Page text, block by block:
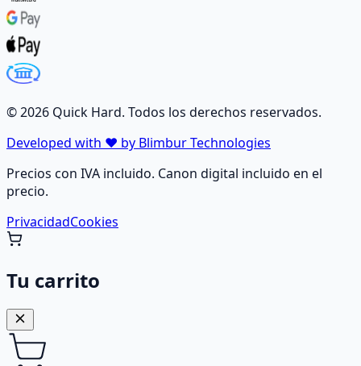
©2026 Quick Hard. Todos los derechos reservados.
Developed with ❤️ by Blimbur Technologies
Precios con IVA incluido. Canon digital incluido en el
precio.
PrivacidadCookies
Tu carrito